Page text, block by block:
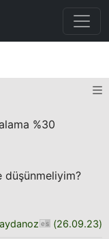
%30
düşünmeliyim?
(26.09.23)